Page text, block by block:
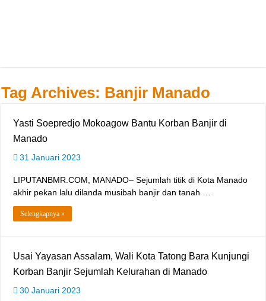
Tag Archives: Banjir Manado
Yasti Soepredjo Mokoagow Bantu Korban Banjir di
Manado
31 Januari 2023
LIPUTANBMR.COM, MANADO– Sejumlah titik di Kota Manado
akhir pekan lalu dilanda musibah banjir dan tanah …
Selengkapnya »
Usai Yayasan Assalam, Wali Kota Tatong Bara Kunjungi
Korban Banjir Sejumlah Kelurahan di Manado
30 Januari 2023